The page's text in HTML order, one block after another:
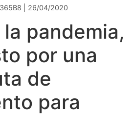
| 26/04/2020
pandemia,
por una
de
para